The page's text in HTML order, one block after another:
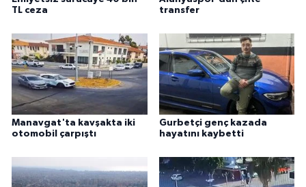
TL ceza
transfer
Manavgat'ta kavşakta iki
otomobil çarpıştı
Gurbetçi genç kazada
hayatını kaybetti